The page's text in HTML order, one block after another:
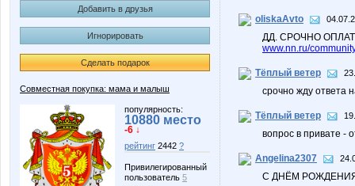
Добавить в друзья
Игнорировать
Сделать подарок
Совместная покупка: мама и малыш
популярность:
10880 место
-6 ↓
рейтинг 2442 ?
Привилегированный
пользователь 5
oliskaAvto
ДД. СРОЧНО
www.nn.ru/
Тёплый ветер
срочно жду ответа
Тёплый ветер
вопрос в привате -
Angelina2307
С ДНЁМ